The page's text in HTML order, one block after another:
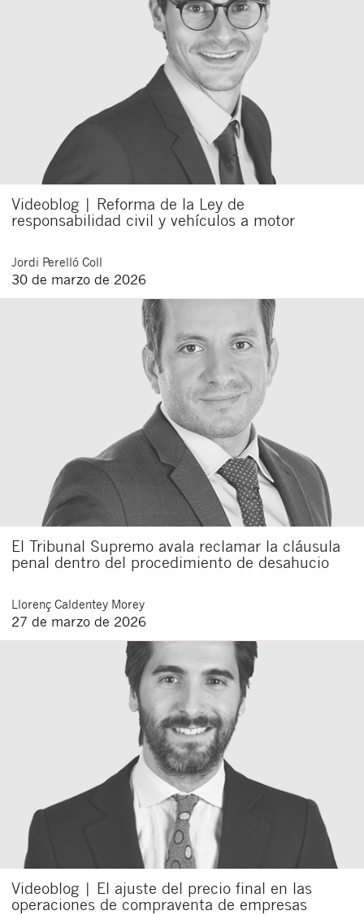
Videoblog | Reforma de la Ley de
responsabilidad civil y vehículos a motor
Jordi Perelló Coll
30 de marzo de 2026
El Tribunal Supremo avala reclamar la cláusula
penal dentro del procedimiento de desahucio
Llorenç Caldentey Morey
27 de marzo de 2026
Videoblog | El ajuste del precio final en las
operaciones de compraventa de empresas